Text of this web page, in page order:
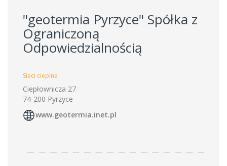
"geotermia Pyrzyce" Spółka z
Ograniczoną
Odpowiedzialnością
Sieci cieplne
Ciepłownicza 27
74-200 Pyrzyce
www.geotermia.inet.pl